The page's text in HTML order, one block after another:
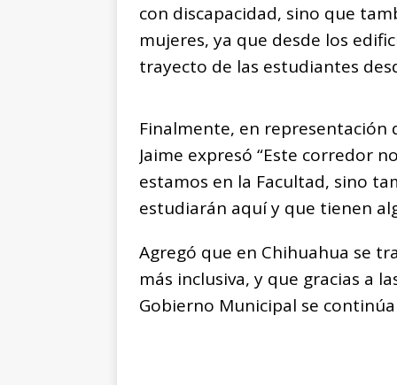
con discapacidad, sino que
mujeres, ya que desde los
trayecto de las estudiantes
Finalmente, en representación
Jaime expresó “Este corredor
estamos en la Facultad, sino
estudiarán aquí y que tienen
Agregó que en Chihuahua se
más inclusiva, y que gracias a
Gobierno Municipal se